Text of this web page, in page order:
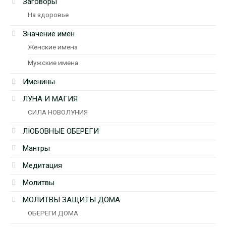
На здоровье
Значение имен
Женские имена
Мужские имена
Именины
ЛУНА И МАГИЯ
СИЛА НОВОЛУНИЯ
ЛЮБОВНЫЕ ОБЕРЕГИ
Мантры
Медитация
Молитвы
МОЛИТВЫ ЗАЩИТЫ ДОМА
ОБЕРЕГИ ДОМА